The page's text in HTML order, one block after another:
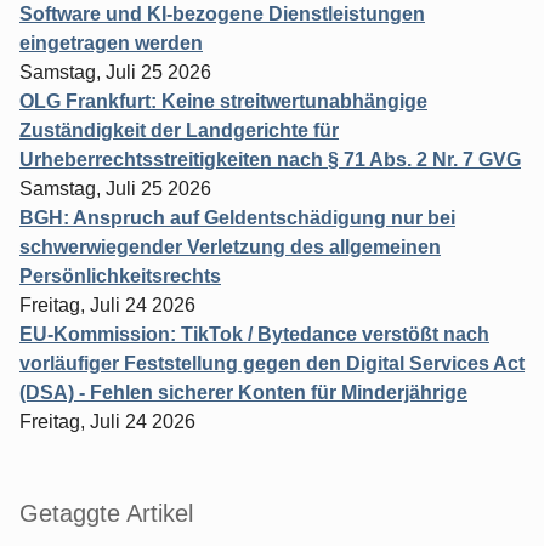
Software und KI-bezogene Dienstleistungen
eingetragen werden
Samstag, Juli 25 2026
OLG Frankfurt: Keine streitwertunabhängige
Zuständigkeit der Landgerichte für
Urheberrechtsstreitigkeiten nach § 71 Abs. 2 Nr. 7 GVG
Samstag, Juli 25 2026
BGH: Anspruch auf Geldentschädigung nur bei
schwerwiegender Verletzung des allgemeinen
Persönlichkeitsrechts
Freitag, Juli 24 2026
EU-Kommission: TikTok / Bytedance verstößt nach
vorläufiger Feststellung gegen den Digital Services Act
(DSA) - Fehlen sicherer Konten für Minderjährige
Freitag, Juli 24 2026
Getaggte Artikel